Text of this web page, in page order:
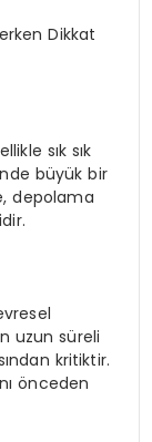
Dikkat
sık sık
büyük bir
depolama
uzun süreli
kritiktir.
önceden